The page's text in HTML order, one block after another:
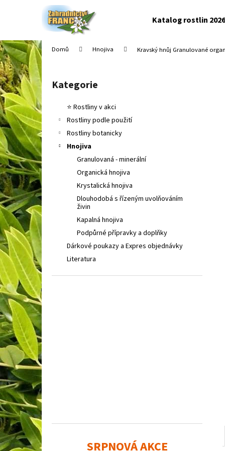
Katalog rostlin
Domů Hnojiva Kravský hnůj Granulované
P
o
s
t
r
a
n
n
í
p
a
n
e
l
Přeskočit
kategorie
Kategorie
⭐ Rostliny v akci
Rostliny podle použití
Rostliny botanicky
Hnojiva
Granulovaná - minerální
Organická hnojiva
Krystalická hnojiva
Dlouhodobá s řízeným uvolňováním
živin
Kapalná hnojiva
Podpůrné přípravky a doplňky
Dárkové poukazy a Expres objednávky
Literatura
SRPNOVÁ AKCE
í
k
Zpět
do
obchodu
Zpět
do
obchodu
SEDUM TELEPHIUM SEDUCTION CHERRY
CHOCOLATEROZCHODNÍK NACHOVÝ
97 Kč